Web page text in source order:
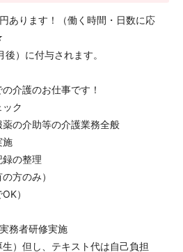
あります！（働く時間・日数に応
）に付与されます。
介護のお仕事です！
ック
薬の介助等の介護業務全般
施
録の整理
方のみ）
）
務者研修実施
）但し、テキスト代は自己負担